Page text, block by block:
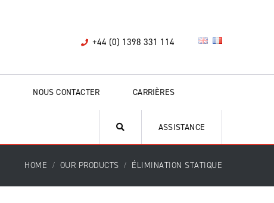
+44 (0) 1398 331 114
NOUS CONTACTER CARRIÈRES
ASSISTANCE
HOME OUR PRODUCTS ÉLIMINATION STATIQUE